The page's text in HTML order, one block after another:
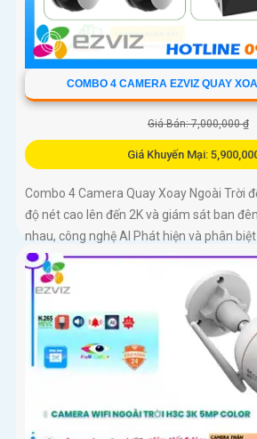
COMBO 4 CAMERA EZVIZ QUAY
Giá Bán: 7,000,000 ₫
Giá Khuyến Mại:
Combo 4 Camera Quay Xoay Ngoài Trời
độ nét cao lên đến 2K và giám sát ban
nhau, công nghệ AI Phát hiện và phân
chuẩn sát được quản lý tập trung bởi đầu